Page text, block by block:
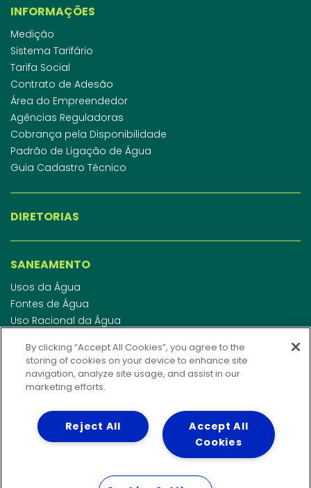
INFORMAÇÕES
Medição
Sistema Tarifário
Tarifa Social
Contrato de Adesão
Área do Empreendedor
Agências Reguladoras
Cobrança pela Disponibilidade
Padrão de Ligação de Água
Guia Cadastro Técnico
DIRETORIAS
SANEAMENTO
Usos da Água
Fontes de Água
Uso Racional da Água
Esgotamento Sanitário
Regulamento de Água e Esgoto
Indicadores de qualidade da água
INVESTIDORES
By clicking “Accept All Cookies”, you agree to the
storing of cookies on your device to enhance site
navigation, analyze site usage, and assist in our
marketing efforts.
Accept All
Cookies
Reject All